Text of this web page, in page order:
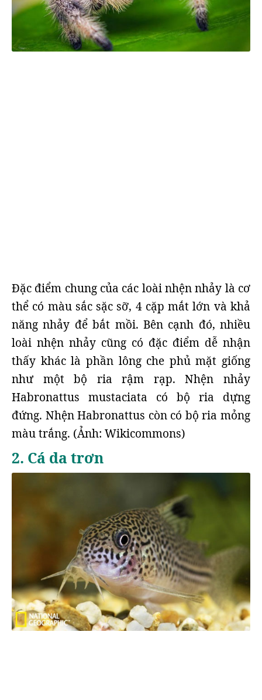
Đặc điểm chung của các loài nhện nhảy là cơ
thể có màu sắc sặc sỡ, 4 cặp mắt lớn và khả
năng nhảy để bắt mồi. Bên cạnh đó, nhiều
loài nhện nhảy cũng có đặc điểm dễ nhận
thấy khác là phần lông che phủ mặt giống
như một bộ ria rậm rạp. Nhện nhảy
Habronattus mustaciata có bộ ria dựng
đứng. Nhện Habronattus còn có bộ ria mỏng
màu trắng. (Ảnh: Wikicommons)
2. Cá da trơn